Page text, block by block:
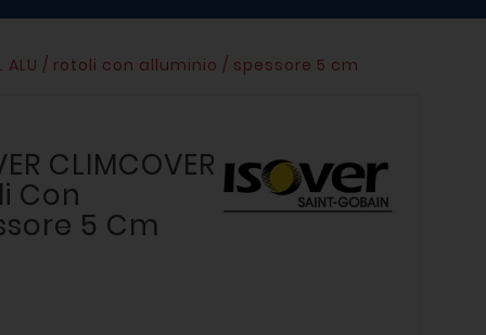
ALU / rotoli con alluminio / spessore 5 cm
CLIMCOVER
Con
5 Cm